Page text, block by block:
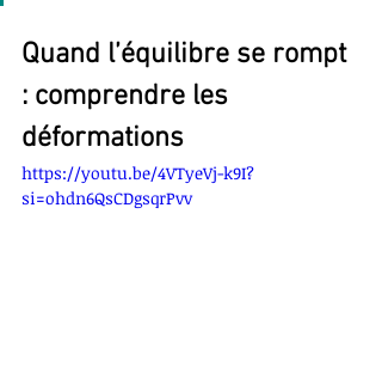
Quand l’équilibre se rompt
: comprendre les
déformations
https://youtu.be/4VTyeVj-k9I?
si=ohdn6QsCDgsqrPvv